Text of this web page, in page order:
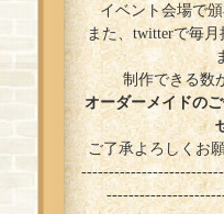
イベント会場で
また、twitterで毎
制作できる数
オーダーメイドの
ご了承よろしくお